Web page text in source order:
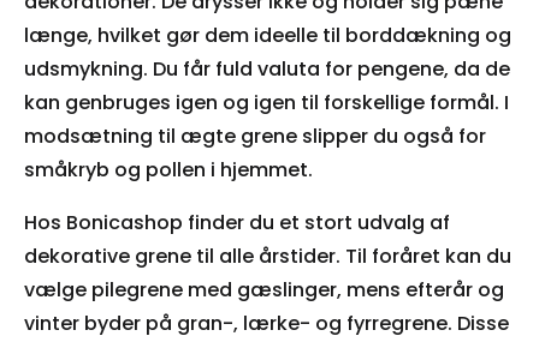
længe, hvilket gør dem ideelle til borddækning og
udsmykning. Du får fuld valuta for pengene, da de
kan genbruges igen og igen til forskellige formål. I
modsætning til ægte grene slipper du også for
småkryb og pollen i hjemmet.
Hos Bonicashop finder du et stort udvalg af
dekorative grene til alle årstider. Til foråret kan du
vælge pilegrene med gæslinger, mens efterår og
vinter byder på gran-, lærke- og fyrregrene. Disse